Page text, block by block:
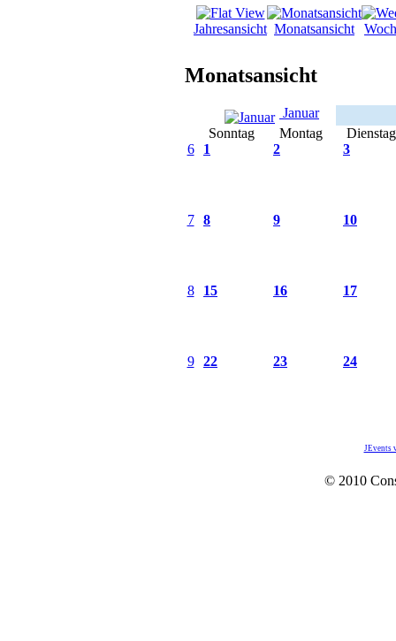
Jahresansicht Monatsansicht
Monatsansicht
Januar
Sonntag
Montag
Dienstag
6
1 2 3
7 8 9 10
8 15 16 17
9 22 23 24
JEvents
© 2010